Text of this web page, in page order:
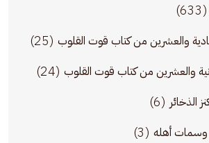
(633)
والعشرين من كتاب قوت القلوب (25)
والعشرين من كتاب قوت القلوب (24)
الذخائر (6)
وسمات أهله (3)